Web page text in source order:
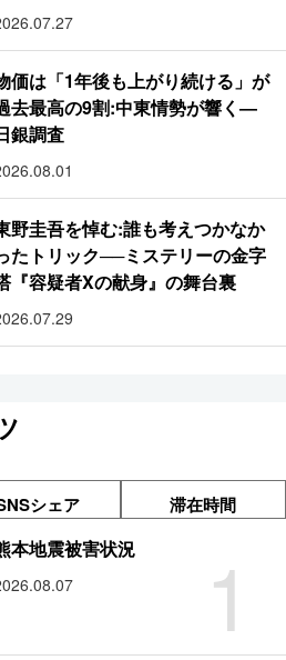
価は「1年後も上がり続ける」が
去最高の9割:中東情勢が響く―
銀調査
野圭吾を悼む:誰も考えつかなか
たトリック──ミステリーの金字
『容疑者Xの献身』の舞台裏
シェア 滞在時間
1
本地震被害状況